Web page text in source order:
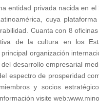
entidad privada nacida en
cuya
Cuanta con 8
de la cultura en los
organización
desarrollo empresarial
espectro de prosperidad
y socios
visite